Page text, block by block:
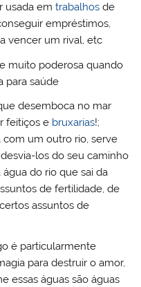
usada emtrabalhos de
empréstimos,
vencer um rival, etc
muito poderosa quando
para saúde
desemboca no mar
feitiços e bruxarias!;
com um outro rio, serve
los do seu caminho
do rio que sai da
de fertilidade, de
assuntos de
é particularmente
para destruir o amor,
essas águas são águas